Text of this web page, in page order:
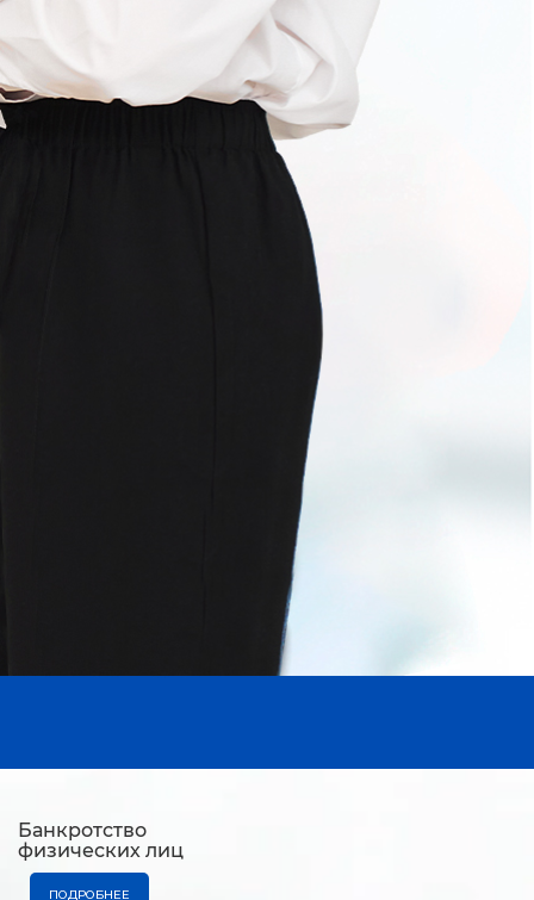
Банкротство
физических лиц
ПОДРОБНЕЕ